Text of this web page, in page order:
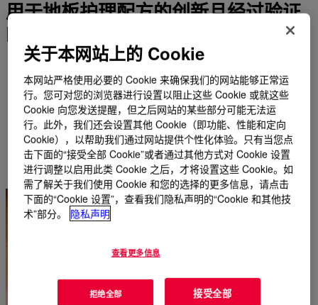
用于地板护理配方的创新且经过验证
的解决方案
数十年来，陶氏一直是领先的地板护理解决方案和服务提供
商，为客户提供强大的配方专业知识，以及技术和监管支持。
陶氏的专利高通量加速磨损测试仪 (AWT) 可实现产品分割和定
位，并加速磨损数据的收集。我们的解决方案可增强地板清洁
剂、饰面、密封剂和脱漆剂，从而对家庭、机构和商业场所的
各种地板表面进行高效、高效的清洁和保护。
关于本网站上的 Cookie
本网站严格使用必要的 Cookie 来确保我们的网站能够正常运
行。您可对您的浏览器进行设置以阻止这些 Cookie 或就这些
Cookie 向您发送提醒，但之后网站的某些部分可能无法运
行。此外，我们还会设置其他 Cookie（即功能、性能和定向
Cookie），以帮助我们通过网站提供个性化体验。只有当您点
击下面的“接受全部 Cookie”或者通过其他方式对 Cookie 设置
进行调整以启用此类 Cookie 之后，才将设置这些 Cookie。如
需了解关于我们使用 Cookie 和您的选择的更多信息，请点击
下面的“Cookie 设置”，查看我们隐私声明的“Cookie 和其他技
术”部分。
隐私声明
查看更多信息
拒绝全部 接受全部